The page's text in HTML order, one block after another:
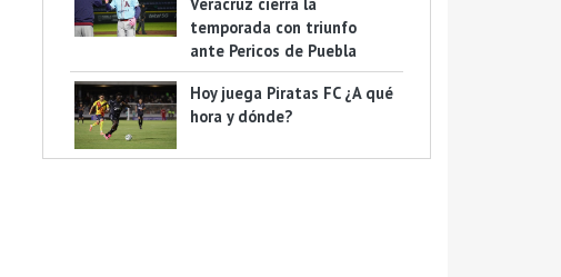
temporada con triunfo
ante Pericos de Puebla
Hoy juega Piratas FC ¿A qué
hora y dónde?